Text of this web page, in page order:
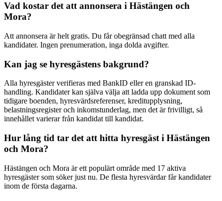
Vad kostar det att annonsera i Hästängen och
Mora?
Att annonsera är helt gratis. Du får obegränsad chatt med alla
kandidater. Ingen prenumeration, inga dolda avgifter.
Kan jag se hyresgästens bakgrund?
Alla hyresgäster verifieras med BankID eller en granskad ID-
handling. Kandidater kan själva välja att ladda upp dokument som
tidigare boenden, hyresvärdsreferenser, kreditupplysning,
belastningsregister och inkomstunderlag, men det är frivilligt, så
innehållet varierar från kandidat till kandidat.
Hur lång tid tar det att hitta hyresgäst i Hästängen
och Mora?
Hästängen och Mora är ett populärt område med 17 aktiva
hyresgäster som söker just nu. De flesta hyresvärdar får kandidater
inom de första dagarna.